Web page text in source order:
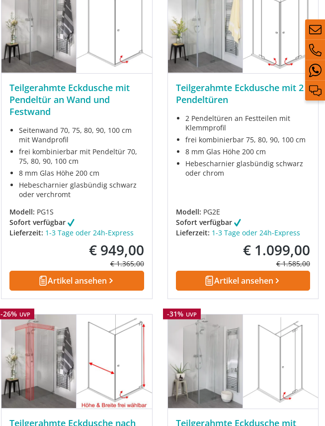
Teilgerahmte Eckdusche mit
Pendeltür an Wand und
Festwand
Seitenwand 70, 75, 80, 90, 100 cm
mit Wandprofil
frei kombinierbar mit Pendeltür 70,
75, 80, 90, 100 cm
8 mm Glas Höhe 200 cm
Hebescharnier glasbündig schwarz
oder verchromt
Modell: PG1S
Sofort verfügbar
Lieferzeit: 1-3 Tage oder 24h-Express
Verkaufspreis:
€ 949,00
Regulärer Preis:
€ 1.365,00
Artikel ansehen
Teilgerahmte Eckdusche mit 2
Pendeltüren
2 Pendeltüren an Festteilen mit
Klemmprofil
frei kombinierbar 75, 80, 90, 100 cm
8 mm Glas Höhe 200 cm
Hebescharnier glasbündig schwarz
oder chrom
Modell: PG2E
Sofort verfügbar
Lieferzeit: 1-3 Tage oder 24h-Express
Verkaufspreis:
€ 1.099,00
Regulärer
€ 1.585,00
Artikel ansehen
Rabatt
-26% UVP
Teilgerahmte Eckdusche nach
Rabatt
-31% UVP
Teilgerahmte Eckdusche mit